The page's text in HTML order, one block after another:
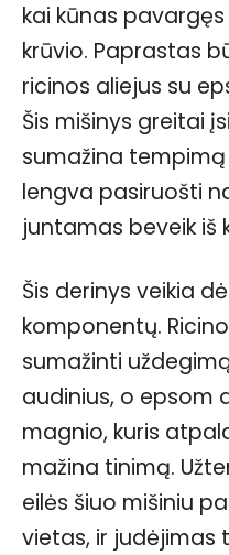
kai kūnas
krūvio. Paprastas
ricinos aliejus su
Šis mišinys greitai
sumažina
lengva pasiruošti
juntamas beveik iš
Šis derinys veikia
komponentų.
sumažinti
audinius, o epsom
magnio, kuris
mažina tinimą.
eilės šiuo mišiniu
vietas, ir judėjimas